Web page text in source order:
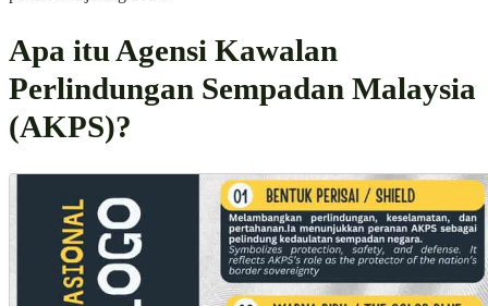
Apa itu Agensi Kawalan
Perlindungan Sempadan Malaysia
(AKPS)?